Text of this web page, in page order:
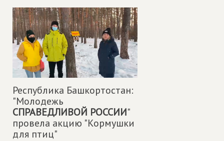
Республика Башкортостан:
"Молодежь
СПРАВЕДЛИВОЙ РОССИИ"
провела акцию "Кормушки
для птиц"